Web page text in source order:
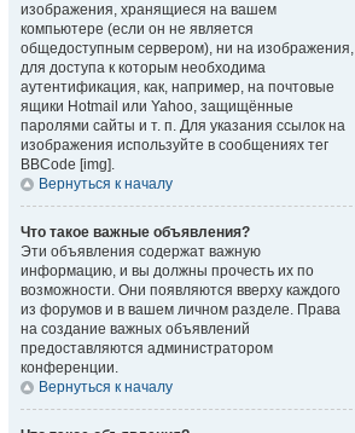
изображения, хранящиеся на вашем
компьютере (если он не является
общедоступным сервером), ни на изображения,
для доступа к которым необходима
аутентификация, как, например, на почтовые
ящики Hotmail или Yahoo, защищённые
паролями сайты и т. п. Для указания ссылок на
изображения используйте в сообщениях тег
BBCode [img].
Вернуться к началу
Что такое важные объявления?
Эти объявления содержат важную
информацию, и вы должны прочесть их по
возможности. Они появляются вверху каждого
из форумов и в вашем личном разделе. Права
на создание важных объявлений
предоставляются администратором
конференции.
Вернуться к началу